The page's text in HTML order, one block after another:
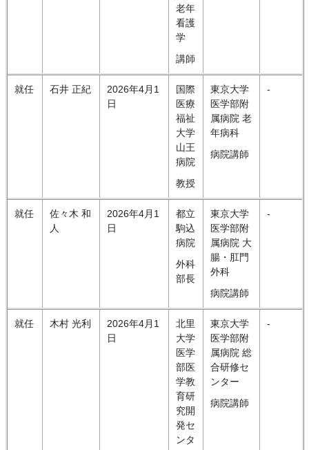
老年
看護
学
講師
就任 石井 正紀
2026年4月1
日
国際
医療
福祉
大学
山王
病院
教授
東京大学
医学部附
属病院 老
年病科
病院講師
-
就任
佐々木 和
人
2026年4月1
日
都立
駒込
病院
外科
部長
東京大学
医学部附
属病院 大
腸・肛門
外科
病院講師
-
就任 木村 光利
2026年4月1
日
北里
大学
医学
部医
学教
育研
究開
発セ
ンタ
東京大学
医学部附
属病院 総
合研修セ
ンター
病院講師
-